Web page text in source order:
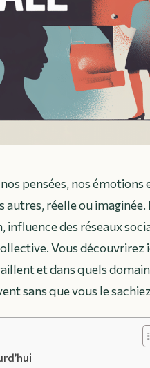
pensées, nos émotions
réelle ou
des réseaux
Vous découvrirez
et dans quels
sans que vous le